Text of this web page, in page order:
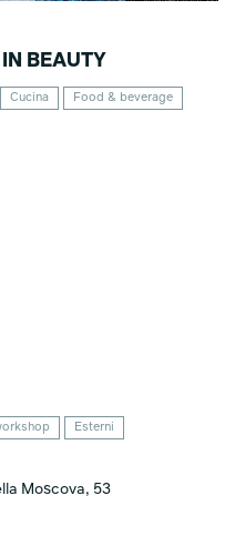
BEAUTY
Cucina Food & beverage
Esterni
Moscova, 53